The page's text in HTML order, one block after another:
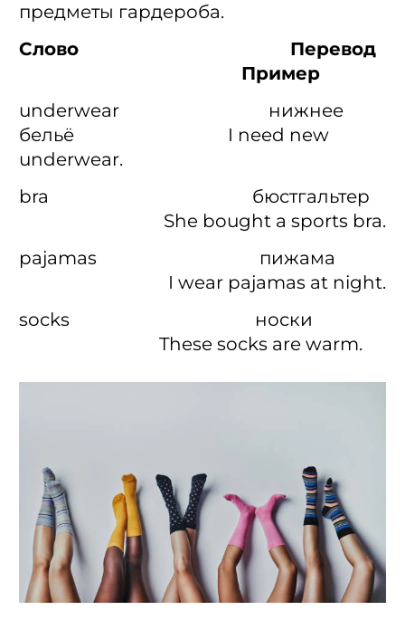
предметы гардероба.
Слово Перевод
Пример
underwear нижнее
бельё I need new
underwear.
bra бюстгальтер
She bought a sports bra.
pajamas пижама
I wear pajamas at night.
socks носки
These socks are warm.